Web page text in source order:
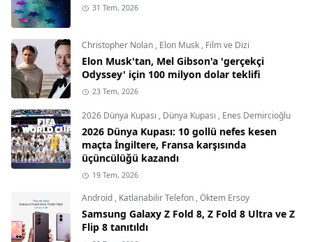
31 Tem, 2026
Christopher Nolan, Elon Musk, Film ve Dizi
Elon Musk'tan, Mel Gibson'a 'gerçekçi
Odyssey' için 100 milyon dolar teklifi
23 Tem, 2026
2026 Dünya Kupası , Dünya Kupası , Enes Demircioğlu
2026 Dünya Kupası: 10 gollü nefes kesen
maçta İngiltere, Fransa karşısında
üçüncülüğü kazandı
19 Tem, 2026
Android, Katlanabilir Telefon,Öktem Ersoy
Samsung Galaxy Z Fold 8, Z Fold 8 Ultra ve Z
Flip 8 tanıtıldı